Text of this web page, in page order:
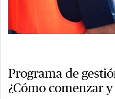
Programa de
¿Cómo comenzar